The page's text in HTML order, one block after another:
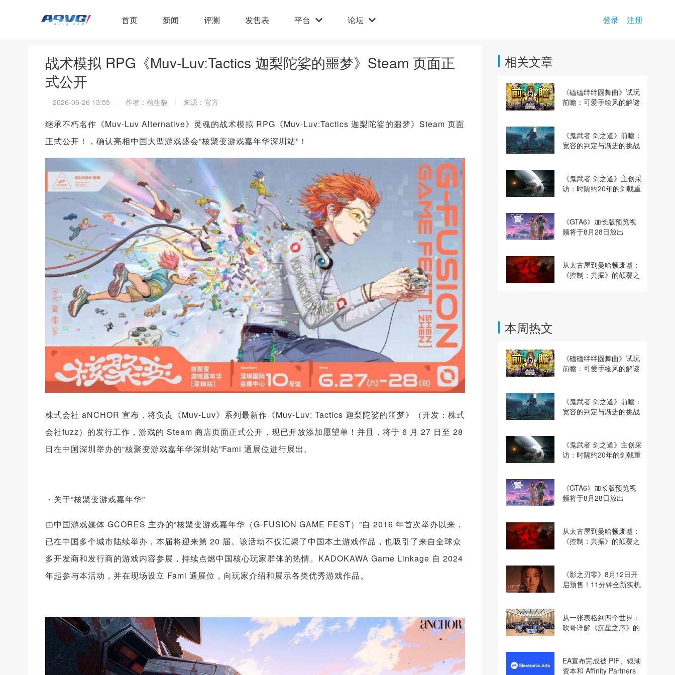
首页 新闻 评测 发售表 平台 论坛 登录 注册
战术模拟 RPG《Muv-Luv:Tactics 迦梨陀娑的噩梦》Steam 页面正
式公开
2026-06-26 13:55 作者：棺生貘 来源：官方
继承不朽名作《Muv-Luv Alternative》灵魂的战术模拟 RPG《Muv-Luv:Tactics 迦梨陀娑的噩梦》Steam 页面
正式公开！，确认亮相中国大型游戏盛会“核聚变游戏嘉年华深圳站”！
株式会社 aNCHOR 宣布，将负责《Muv-Luv》系列最新作《Muv-Luv: Tactics 迦梨陀娑的噩梦》（开发：株式
会社fuzz）的发行工作，游戏的 Steam 商店页面正式公开，现已开放添加愿望单！并且，将于 6 月 27 日至 28
日在中国深圳举办的“核聚变游戏嘉年华深圳站”Fami 通展位进行展出。
・关于“核聚变游戏嘉年华”
由中国游戏媒体 GCORES 主办的“核聚变游戏嘉年华（G-FUSION GAME FEST）”自 2016 年首次举办以来，
已在中国多个城市陆续举办，本届将迎来第 20 届。该活动不仅汇聚了中国本土游戏作品，也吸引了来自全球众
多开发商和发行商的游戏内容参展，持续点燃中国核心玩家群体的热情。KADOKAWA Game Linkage 自 2024
年起参与本活动，并在现场设立 Fami 通展位，向玩家介绍和展示各类优秀游戏作品。
相关文章
《磕磕绊绊圆舞曲》试玩
前瞻：可爱手绘风的解谜
《鬼武者 剑之道》前瞻：
宽容的判定与渐进的挑战
《鬼武者 剑之道》主创采
访：时隔约20年的剑戟重
《GTA6》加长版预览视
频将于8月28日放出
从太古屋到曼哈顿废墟：
《控制：共振》的颠覆之
本周热文
《磕磕绊绊圆舞曲》试玩
前瞻：可爱手绘风的解谜
《鬼武者 剑之道》前瞻：
宽容的判定与渐进的挑战
《鬼武者 剑之道》主创采
访：时隔约20年的剑戟重
《GTA6》加长版预览视
频将于8月28日放出
从太古屋到曼哈顿废墟：
《控制：共振》的颠覆之
《影之刃零》8月12日开
启预售！11分钟全新实机
从一张表格到四个世界：
吹哥详解《沉星之序》的
EA宣布完成被 PIF、银湖
资本和 Affinity Partners